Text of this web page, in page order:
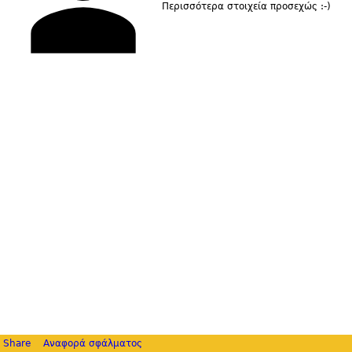
Περισσότερα στοιχεία προσεχώς :-)
Share Αναφορά σφάλματος